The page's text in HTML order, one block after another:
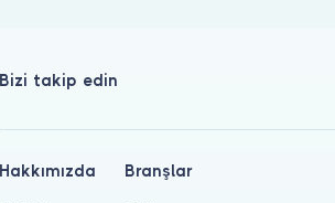
Bizi takip edin
Hakkımızda Branşlar